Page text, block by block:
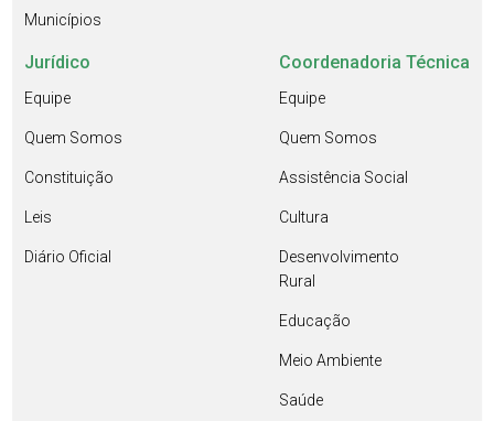
Municípios
Jurídico
Equipe
Quem Somos
Constituição
Leis
Diário Oficial
Coordenadoria Técnica
Equipe
Quem Somos
Assistência Social
Cultura
Desenvolvimento
Rural
Educação
Meio Ambiente
Saúde